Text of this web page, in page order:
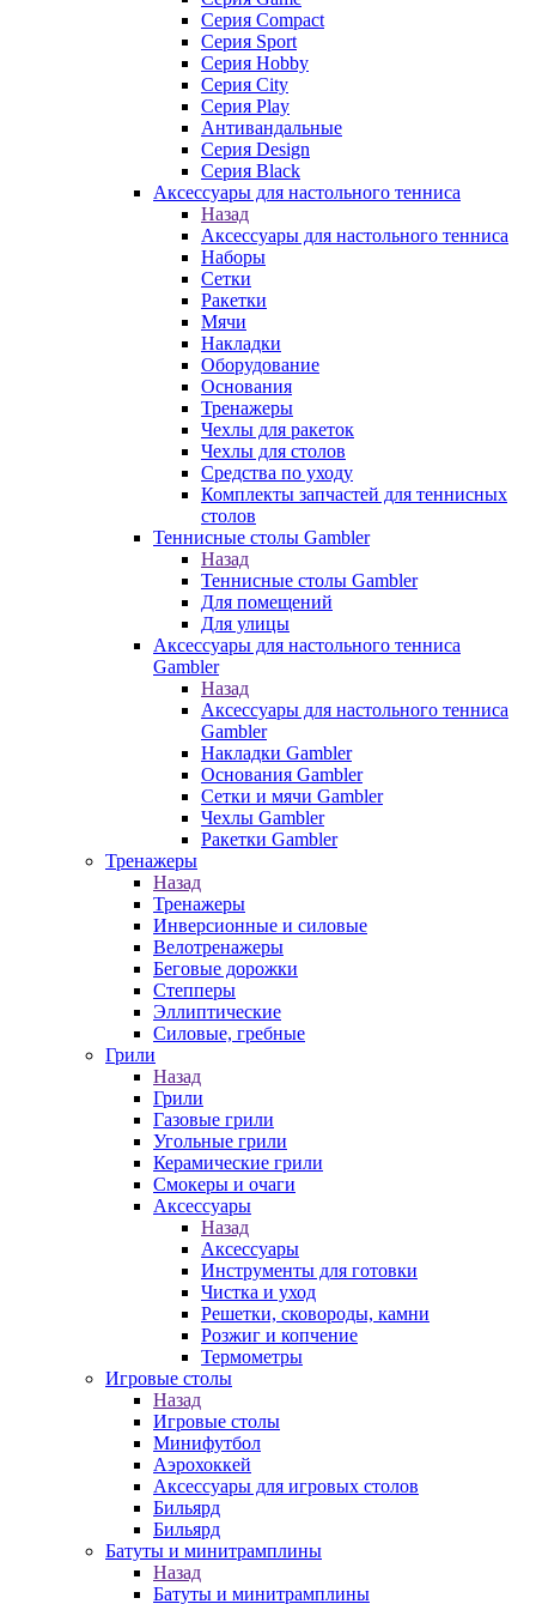
Серия Compact
Серия Sport
Серия Hobby
Серия City
Серия Play
Антивандальные
Серия Design
Серия Black
Аксессуары для настольного тенниса
Назад
Аксессуары для настольного тенниса
Наборы
Сетки
Ракетки
Мячи
Накладки
Оборудование
Основания
Тренажеры
Чехлы для ракеток
Чехлы для столов
Средства по уходу
Комплекты запчастей для теннисных
столов
Теннисные столы Gambler
Назад
Теннисные столы Gambler
Для помещений
Для улицы
Аксессуары для настольного тенниса
Gambler
Назад
Аксессуары для настольного тенниса
Gambler
Накладки Gambler
Основания Gambler
Сетки и мячи Gambler
Чехлы Gambler
Ракетки Gambler
Тренажеры
Назад
Тренажеры
Инверсионные и силовые
Велотренажеры
Беговые дорожки
Степперы
Эллиптические
Силовые, гребные
Грили
Назад
Грили
Газовые грили
Угольные грили
Керамические грили
Смокеры и очаги
Аксессуары
Назад
Аксессуары
Инструменты для готовки
Чистка и уход
Решетки, сковороды, камни
Розжиг и копчение
Термометры
Игровые столы
Назад
Игровые столы
Минифутбол
Аэрохоккей
Аксессуары для игровых столов
Бильяpд
Бильяpд
Батуты и минитрамплины
Назад
Батуты и минитрамплины